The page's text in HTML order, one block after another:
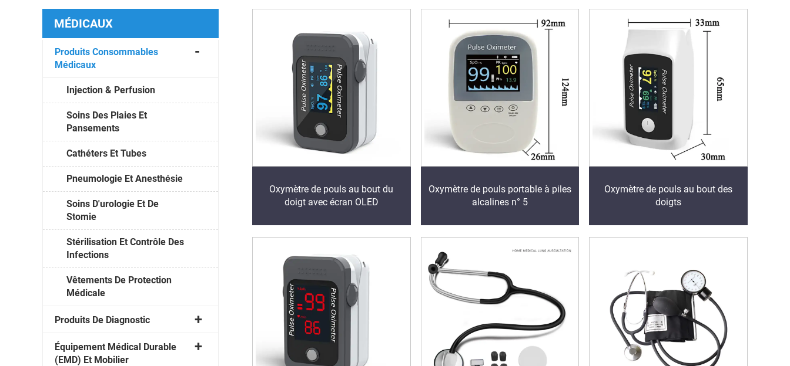
MÉDICAUX
Produits Consommables
Médicaux
Injection & Perfusion
Soins Des Plaies Et
Pansements
Cathéters Et Tubes
Pneumologie Et Anesthésie
Soins D'urologie Et De
Stomie
Stérilisation Et Contrôle Des
Infections
Vêtements De Protection
Médicale
Produits De Diagnostic
Équipement Médical Durable
(EMD) Et Mobilier
Oxymètre de pouls au bout du
doigt avec écran OLED
Oxymètre de pouls portable à piles
alcalines n° 5
Oxymètre de pouls au bout des
doigts